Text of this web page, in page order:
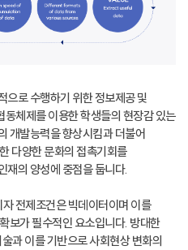
으로 수행하기 위한 정보제공 및
체제를 이용한 학생들의 현장감 있는
개발능력을 향상시킴과 더불어
다양한 문화의 접촉기회를
재의 양성에 중점을 둡니다.
전제조건은 빅데이터이며 이를
보가 필수적인 요소입니다. 방대한
과 이를 기반으로 사회현상 변화의